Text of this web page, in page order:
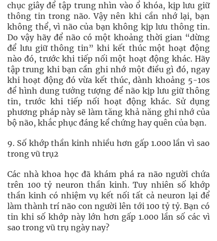
chục giây để tập trung nhìn vào ổ khóa, kịp lưu giữ
thông tin trong não. Vậy nên khi cần nhớ lại, bạn
không thể, vì não của bạn không kịp lưu thông tin.
Do vậy hãy để não có một khoảng thời gian “dừng
để lưu giữ thông tin” khi kết thúc một hoạt động
nào đó, trước khi tiếp nối một hoạt động khác. Hãy
tập trung khi bạn cần ghi nhớ một điều gì đó, ngay
khi hoạt động đó vừa kết thúc, dành khoảng 5-10s
để hình dung tưởng tượng để não kịp lưu giữ thông
tin, trước khi tiếp nối hoạt động khác. Sử dụng
phương pháp này sẽ làm tăng khả năng ghi nhớ của
bộ não, khắc phục đáng kể chứng hay quên của bạn.
9. Số khớp thần kinh nhiều hơn gấp 1.000 lần vì sao
trong vũ trụ2
Các nhà khoa học đã khám phá ra não người chứa
trên 100 tỷ neuron thần kinh. Tuy nhiên số khớp
thần kinh có nhiệm vụ kết nối tất cả neuron lại để
làm thành trí não con người lên tới 100 tỷ tỷ. Bạn có
tin khi số khớp này lớn hơn gấp 1.000 lần số các vì
sao trong vũ trụ ngày nay?